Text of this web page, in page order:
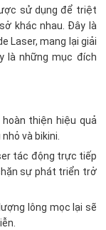
sử dụng để triệt
khác nhau. Đây là
Laser, mang lại giải
là những mục đích
hoàn thiện hiệu quả
và bikini.
tác động trực tiếp
sự phát triển trở
lông mọc lại sẽ